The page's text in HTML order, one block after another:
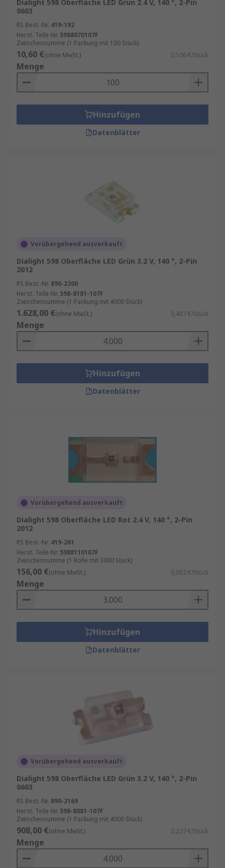
Dialight 598 Oberfläche LED Grün 2.4 V, 140 °, 2-Pin
0603
RS Best.-Nr. 419-192
Herst. Teile-Nr. 5988070107F
Zwischensumme (1 Packung mit 100 Stück)
10,60 €(ohne MwSt.) 0,106 €/Stück
Menge
Hinzufügen
Datenblätter
Vorübergehend ausverkauft
Dialight 598 Oberfläche LED Grün 3.2 V, 140 °, 2-Pin
2012
RS Best.-Nr. 890-2200
Herst. Teile-Nr. 598-8181-107F
Zwischensumme (1 Packung mit 4000 Stück)
1.628,00 €(ohne MwSt.) 0,407 €/Stück
Menge
Hinzufügen
Datenblätter
Vorübergehend ausverkauft
Dialight 598 Oberfläche LED Rot 2.4 V, 140 °, 2-Pin
2012
RS Best.-Nr. 419-261
Herst. Teile-Nr. 5988110107F
Zwischensumme (1 Rolle mit 3000 Stück)
156,00 €(ohne MwSt.) 0,052 €/Stück
Menge
Hinzufügen
Datenblätter
Vorübergehend ausverkauft
Dialight 598 Oberfläche LED Grün 3.2 V, 140 °, 2-Pin
0603
RS Best.-Nr. 890-2169
Herst. Teile-Nr. 598-8081-107F
Zwischensumme (1 Packung mit 4000 Stück)
908,00 €(ohne MwSt.) 0,227 €/Stück
Menge